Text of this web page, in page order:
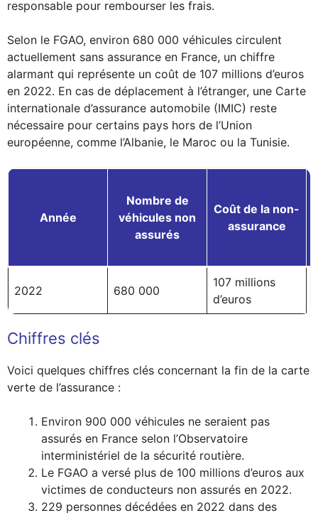
responsable pour rembourser les frais.
Selon le FGAO, environ 680 000 véhicules circulent
actuellement sans assurance en France, un chiffre
alarmant qui représente un coût de 107 millions d’euros
en 2022. En cas de déplacement à l’étranger, une Carte
internationale d’assurance automobile (IMIC) reste
nécessaire pour certains pays hors de l’Union
européenne, comme l’Albanie, le Maroc ou la Tunisie.
Année
Nombre de
véhicules non
assurés
Coût de la non-
assurance
2022 680 000
107 millions
d’euros
Chiffres clés
Voici quelques chiffres clés concernant la fin de la carte
verte de l’assurance :
Environ 900 000 véhicules ne seraient pas
assurés en France selon l’Observatoire
interministériel de la sécurité routière.
Le FGAO a versé plus de 100 millions d’euros aux
victimes de conducteurs non assurés en 2022.
229 personnes décédées en 2022 dans des